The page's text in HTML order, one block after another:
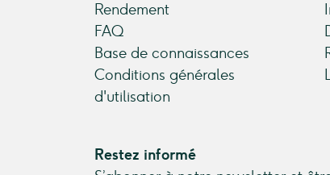
Rendement
FAQ
Base de connaissances
Conditions générales
d'utilisation
Restez informé